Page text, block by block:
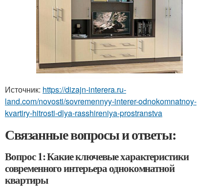
Источник: https://dizajn-interera.ru-
land.com/novosti/sovremennyy-interer-odnokomnatnoy-
kvartiry-hitrosti-dlya-rasshireniya-prostranstva
Связанные вопросы и ответы:
Вопрос 1: Какие ключевые характеристики
современного интерьера однокомнатной
квартиры